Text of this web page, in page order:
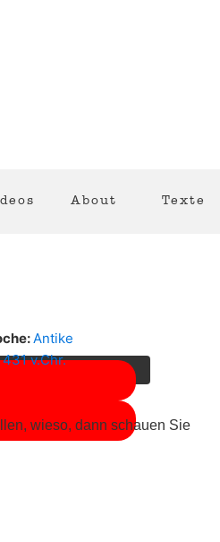
About Texte
Antike
v.Chr.
wieso, dann schauen Sie